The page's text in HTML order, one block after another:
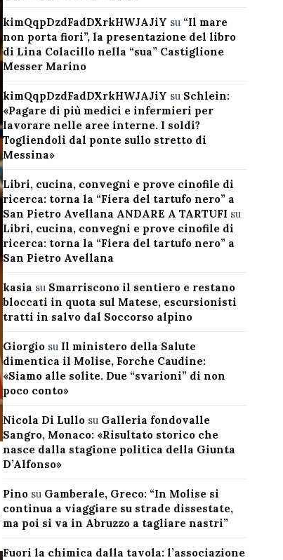
kimQqpDzdFadDXrkHWJAJiY su “Il mare
non porta fiori”, la presentazione del libro
di Lina Colacillo nella “sua” Castiglione
Messer Marino
kimQqpDzdFadDXrkHWJAJiY su Schlein:
«Pagare di più medici e infermieri per
lavorare nelle aree interne. I soldi?
Togliendoli dal ponte sullo stretto di
Messina»
Libri, cucina, convegni e prove cinofile di
ricerca: torna la “Fiera del tartufo nero” a
San Pietro Avellana ANDARE A TARTUFI su
Libri, cucina, convegni e prove cinofile di
ricerca: torna la “Fiera del tartufo nero” a
San Pietro Avellana
kasia su Smarriscono il sentiero e restano
bloccati in quota sul Matese, escursionisti
tratti in salvo dal Soccorso alpino
Giorgiosu Il ministero della Salute
dimentica il Molise, Forche Caudine:
«Siamo alle solite. Due “svarioni” di non
poco conto»
Nicola Di Lullosu Galleria fondovalle
Sangro, Monaco: «Risultato storico che
nasce dalla stagione politica della Giunta
D’Alfonso»
Pinosu Gamberale, Greco: “In Molise si
continua a viaggiare su strade dissestate,
ma poi si va in Abruzzo a tagliare nastri”
Fuori la chimica dalla tavola: l’associazione